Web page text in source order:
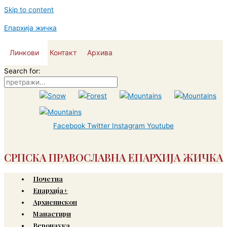
Skip to content
Епархија жичка
Линкови Контакт Архива
Search for:
Facebook Twitter Instagram Youtube
СРПСКА ПРАВОСЛАВНА ЕПАРХИЈА ЖИЧКА
Почетна
Епархија+
Архиепископ
Манастири